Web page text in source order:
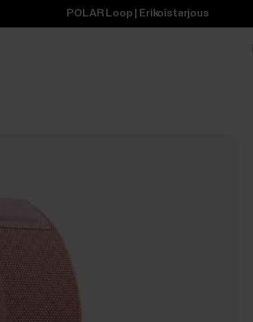
POLAR Loop | Erikoistarjous